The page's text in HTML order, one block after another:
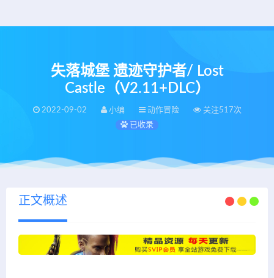
失落城堡 遗迹守护者/ Lost
Castle（V2.11+DLC）
2022-09-02 小编 动作冒险
关注517次
已收录
正文概述